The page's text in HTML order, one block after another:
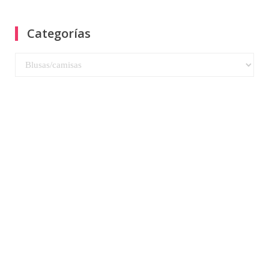
Categorías
Categorías